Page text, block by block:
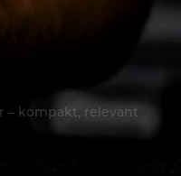
– kompakt, relevant